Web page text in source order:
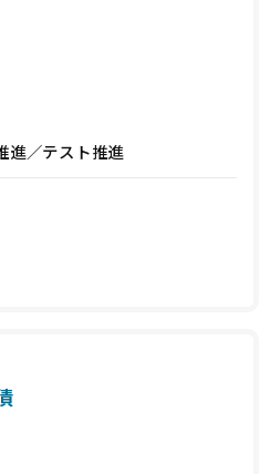
進／テスト推進